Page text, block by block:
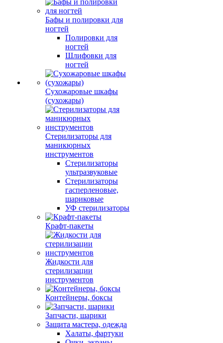
Бафы и полировки для
ногтей
Полировки для
ногтей
Шлифовки для
ногтей
Сухожаровые шкафы
(сухожары)
Стерилизаторы для
маникюрных
инструментов
Стерилизаторы
ультразвуковые
Стерилизаторы
гасперленовые,
шариковые
УФ стерилизаторы
Крафт-пакеты
Жидкости для
стерилизации
инструментов
Контейнеры, боксы
Запчасти, шарики
Защита мастера, одежда
Халаты, фартуки